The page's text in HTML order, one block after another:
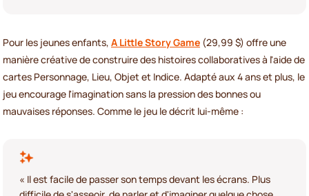
Pour les jeunes enfants, A Little Story Game (29,99 $) offre une
manière créative de construire des histoires collaboratives à l'aide de
cartes Personnage, Lieu, Objet et Indice. Adapté aux 4 ans et plus, le
jeu encourage l'imagination sans la pression des bonnes ou
mauvaises réponses. Comme le jeu le décrit lui-même :
« Il est facile de passer son temps devant les écrans. Plus